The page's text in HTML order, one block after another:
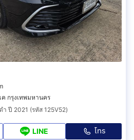
กรุงเทพมหานคร
ปี 2021 (รหัส 125V52)
LINE โทร